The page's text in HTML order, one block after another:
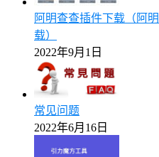
阿明查查插件下载（阿
载）
2022年9月1日
常见问题
2022年6月16日